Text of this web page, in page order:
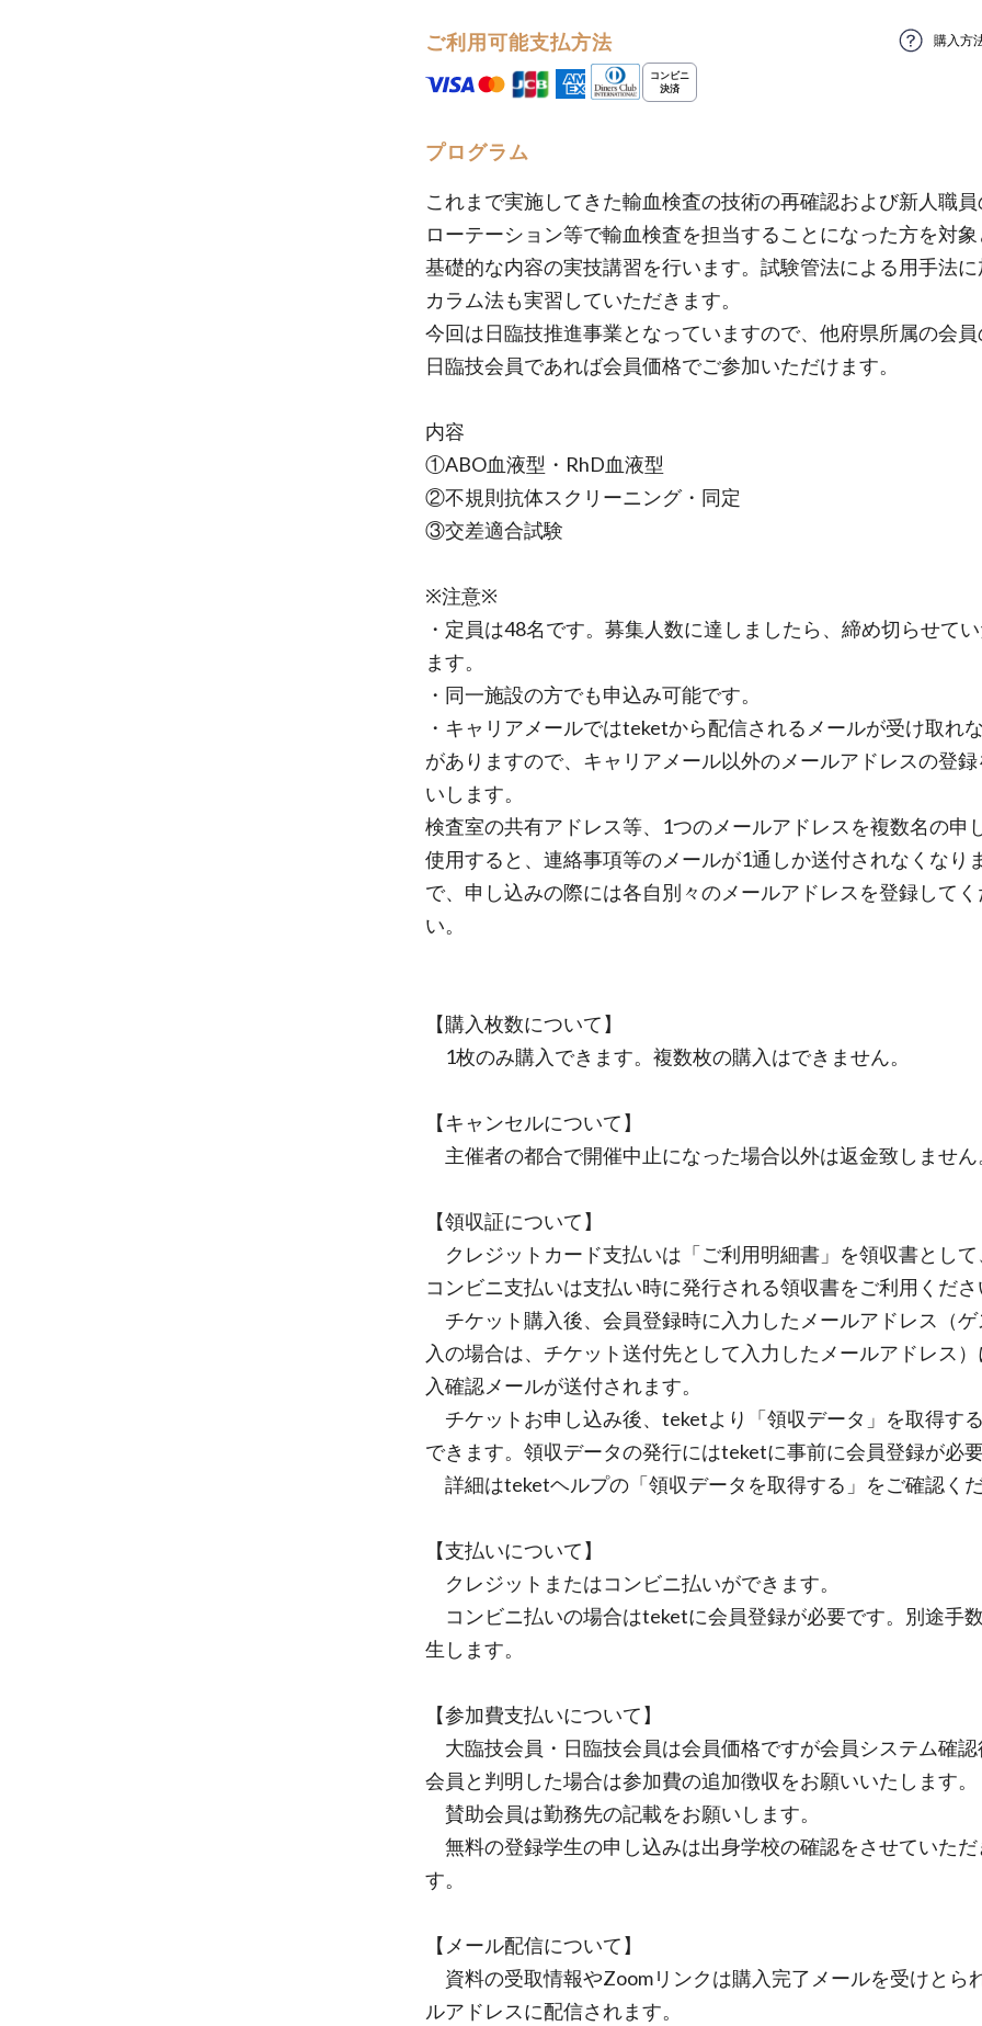
ご利用可能支払方法 購入方
プログラム
これまで実施してきた輸血検査の技術の再確認および新人職
ローテーション等で輸血検査を担当することになった方を対象
基礎的な内容の実技講習を行います。試験管法による用手法に
カラム法も実習していただきます。
今回は日臨技推進事業となっていますので、他府県所属の会員
日臨技会員であれば会員価格でご参加いただけます。
内容
①ABO血液型・RhD血液型
②不規則抗体スクリーニング・同定
③交差適合試験
※注意※
・定員は48名です。募集人数に達しましたら、締め切らせてい
ます。
・同一施設の方でも申込み可能です。
・キャリアメールではteketから配信されるメールが受け取れ
がありますので、キャリアメール以外のメールアドレスの登
いします。
検査室の共有アドレス等、1つのメールアドレスを複数名の申
使用すると、連絡事項等のメールが1通しか送付されなくなり
で、申し込みの際には各自別々のメールアドレスを登録してく
い。
【購入枚数について】
1枚のみ購入できます。複数枚の購入はできません。
【キャンセルについて】
主催者の都合で開催中止になった場合以外は返金致しません
【領収証について】
クレジットカード支払いは「ご利用明細書」を領収書として
コンビニ支払いは支払い時に発行される領収書をご利用くださ
チケット購入後、会員登録時に入力したメールアドレス（
入の場合は、チケット送付先として入力したメールアドレス
入確認メールが送付されます。
チケットお申し込み後、teketより「領収データ」を取得す
できます。領収データの発行にはteketに事前に会員登録が必要
詳細はteketヘルプの「領収データを取得する」をご確認くだ
【支払いについて】
クレジットまたはコンビニ払いができます。
コンビニ払いの場合はteketに会員登録が必要です。別途手
生します。
【参加費支払いについて】
大臨技会員・日臨技会員は会員価格ですが会員システム確
会員と判明した場合は参加費の追加徴収をお願いいたします。
賛助会員は勤務先の記載をお願いします。
無料の登録学生の申し込みは出身学校の確認をさせていただ
す。
【メール配信について】
資料の受取情報やZoomリンクは購入完了メールを受けとら
ルアドレスに配信されます。